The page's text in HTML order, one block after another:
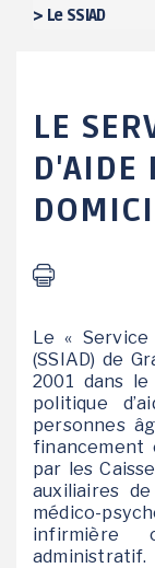
ENFANCE /
VIE SCOLAIRE
SANTÉ
FIL
> Le SSIAD
LE
D'AIDE
Le «
(SSIAD) de
2001 dans
politique
personnes
financement
par les
auxiliaires
médico-
infirmière
administratif.